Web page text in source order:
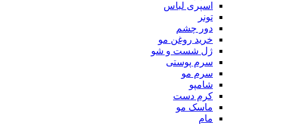
اسپری لباس
تونر
دور چشم
خرید روغن مو
ژل شست و شو
سرم پوستی
سرم مو
شامپو
کرم دست
ماسک مو
مام